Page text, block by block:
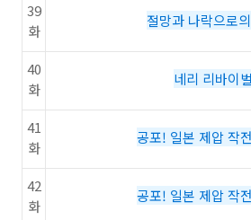
39
화
절망과 나락으로
40
화
네리 리바이벌
41
화
공포! 일본 제압 작
42
화
공포! 일본 제압 작